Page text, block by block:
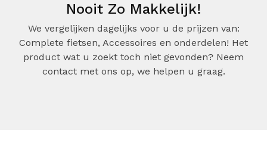
Nooit Zo Makkelijk!
We vergelijken dagelijks voor u de prijzen van:
Complete fietsen, Accessoires en onderdelen! Het
product wat u zoekt toch niet gevonden? Neem
contact met ons op, we helpen u graag.